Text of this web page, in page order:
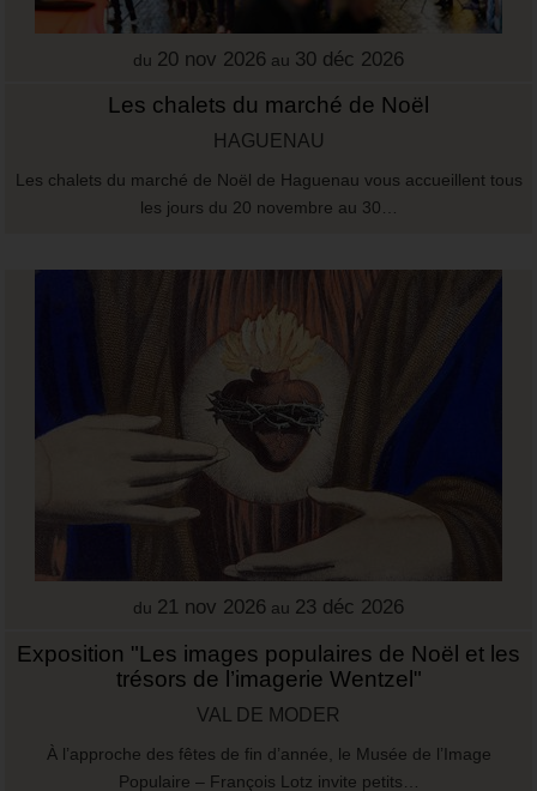
du 20 nov 2026 au 30 déc 2026
Les chalets du marché de Noël
HAGUENAU
Les chalets du marché de Noël de Haguenau vous accueillent tous
les jours du 20 novembre au 30…
du 21 nov 2026 au 23 déc 2026
Exposition "Les images populaires de Noël et les
trésors de l’imagerie Wentzel"
VAL DE MODER
À l’approche des fêtes de fin d’année, le Musée de l’Image
Populaire – François Lotz invite petits…